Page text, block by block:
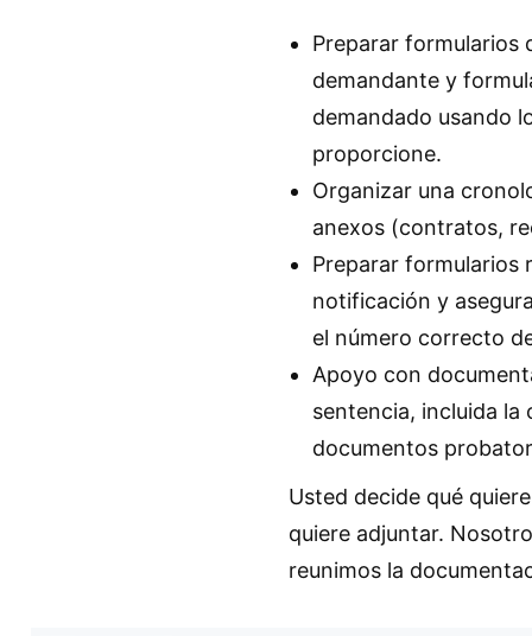
Preparar formularios
demandante y
demandado usando
proporcione.
Organizar una
anexos (contratos,
Preparar formularios
notificación y
el número correcto
Apoyo con
sentencia, incluida la
documentos
Usted decide qué
quiere adjuntar.
reunimos la